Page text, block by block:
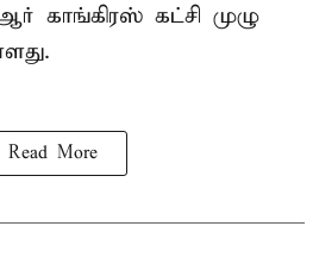
காங்கிரஸ் கட்சி முழு
Read More